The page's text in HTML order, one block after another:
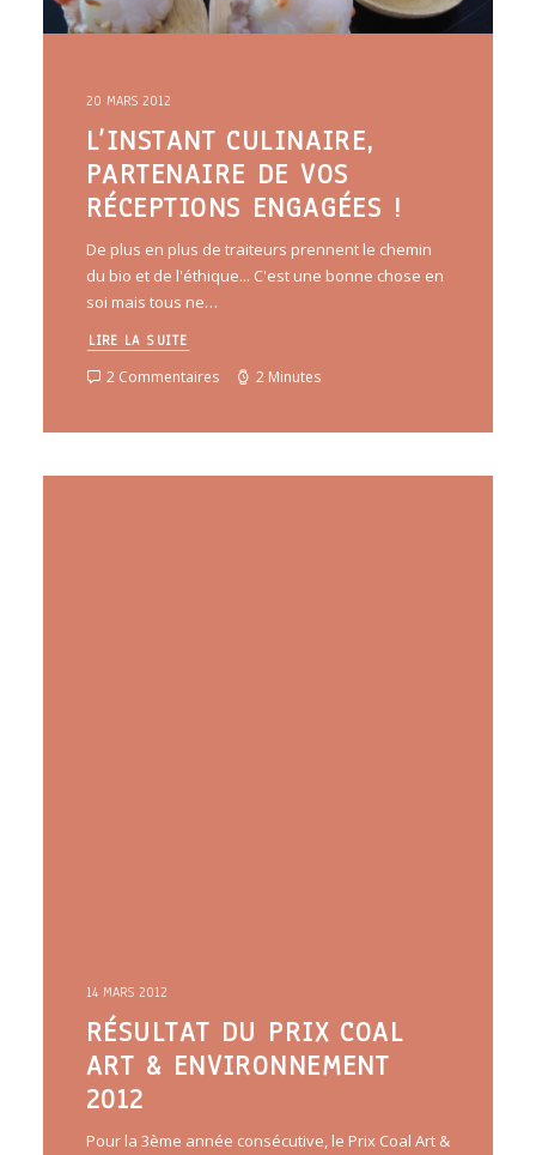
20 MARS 2012
L’INSTANT CULINAIRE,
PARTENAIRE DE VOS
RÉCEPTIONS ENGAGÉES !
De plus en plus de traiteurs prennent le chemin
du bio et de l'éthique... C'est une bonne chose en
soi mais tous ne…
LIRE LA SUITE
2 Commentaires 2 Minutes
14 MARS 2012
RÉSULTAT DU PRIX COAL
ART & ENVIRONNEMENT
2012
Pour la 3ème année consécutive, le Prix Coal Art &